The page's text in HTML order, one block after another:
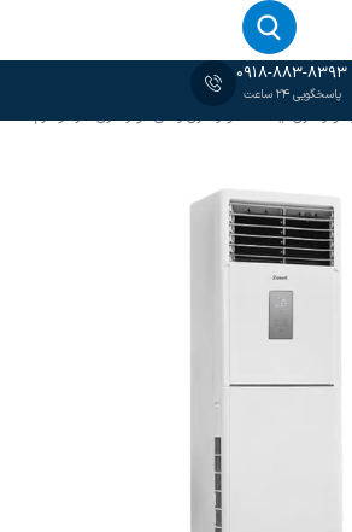
0918-883-8393
پاسخگویی 24 ساعت
/کولر گازی ایستاده/کولر گازی زانتی/کولر گازی سرد و گرم